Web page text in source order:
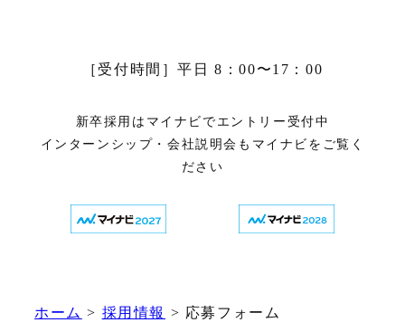
［受付時間］平日 8：00〜17：00
新卒採用はマイナビでエントリー受付中
インターンシップ・会社説明会もマイナビをご覧く
ださい
ホーム > 採用情報 > 応募フォーム